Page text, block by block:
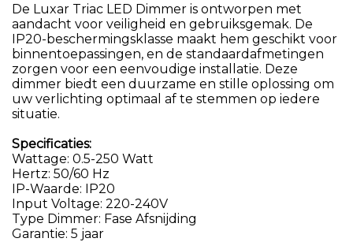
De Luxar Triac LED Dimmer is ontworpen met
aandacht voor veiligheid en gebruiksgemak. De
IP20-beschermingsklasse maakt hem geschikt voor
binnentoepassingen, en de standaardafmetingen
zorgen voor een eenvoudige installatie. Deze
dimmer biedt een duurzame en stille oplossing om
uw verlichting optimaal af te stemmen op iedere
situatie.
Specificaties:
Wattage: 0.5-250 Watt
Hertz: 50/60 Hz
IP-Waarde: IP20
Input Voltage: 220-240V
Type Dimmer: Fase Afsnijding
Garantie: 5 jaar